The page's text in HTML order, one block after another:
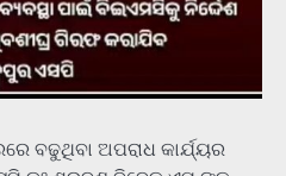
ବଢୁଥିବା ଅପରାଧ କାର୍ଯ୍ୟର